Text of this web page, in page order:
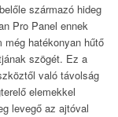
származó hideg
Pro Panel ennek
még hatékonyan hűtő
szögét. Ez a
való távolság
elemekkel
levegő az ajtóval